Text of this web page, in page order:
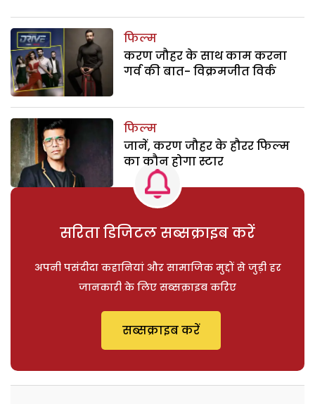
फिल्म
करण जौहर के साथ काम करना
गर्व की बात- विक्रमजीत विर्क
फिल्म
जानें, करण जौहर के हौरर फिल्म
का कौन होगा स्टार
सरिता डिजिटल सब्सक्राइब करें
अपनी पसंदीदा कहानियां और सामाजिक मुद्दों से जुड़ी हर
जानकारी के लिए सब्सक्राइब करिए
सब्सक्राइब करें